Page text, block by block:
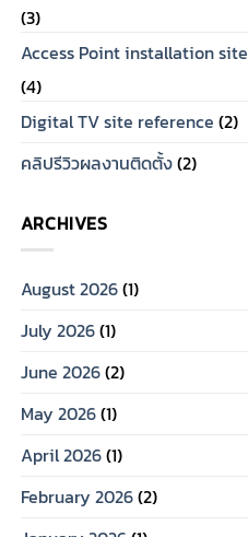
(3)
Access Point installation site
(4)
Digital TV site reference (2)
คลิปรีวิวผลงานติดตั้ง(2)
ARCHIVES
August 2026(1)
July 2026(1)
June 2026(2)
May 2026(1)
April 2026(1)
February 2026(2)